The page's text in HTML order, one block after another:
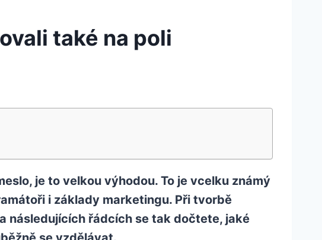
také na poli
je to velkou výhodou. To je vcelku známý
i základy marketingu. Při tvorbě
následujících řádcích se tak dočtete, jaké